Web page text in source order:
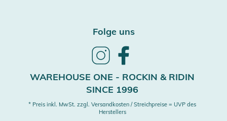
Folge uns
Follow
InstagramFacebook
WAREHOUSE ONE - ROCKIN & RIDIN
SINCE 1996
* Preis inkl. MwSt. zzgl. Versandkosten / Streichpreise = UVP des
Herstellers